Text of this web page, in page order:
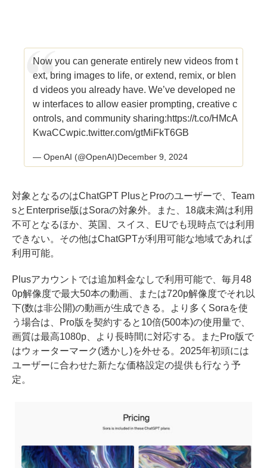
Now you can generate entirely new videos from t
ext, bring images to life, or extend, remix, or blen
d videos you already have. We’ve developed ne
w interfaces to allow easier prompting, creative c
ontrols, and community sharing:https://t.co/HMcA
KwaCCwpic.twitter.com/gtMiFkT6GB
— OpenAI (@OpenAI)December 9, 2024
対象となるのはChatGPT PlusとProのユーザーで、Team
sとEnterprise版はSoraの対象外。また、18歳未満は利用
不可となるほか、英国、スイス、EUでも現時点では利用
できない。その他はChatGPTが利用可能な地域であれば
利用可能。
Plusアカウントでは追加料金なしで利用可能で、毎月48
0p解像度で最大50本の動画、または720p解像度でそれ以
下(数は非公開)の動画が生成できる。より多くSoraを使
う場合は、Pro版を契約すると10倍(500本)の使用量で、
画質は最高1080p、より長時間に対応する。またPro版で
はウォーターマーク(透かし)を外せる。2025年初頭には
ユーザーに合わせた新たな価格設定の提供も行なう予
定。